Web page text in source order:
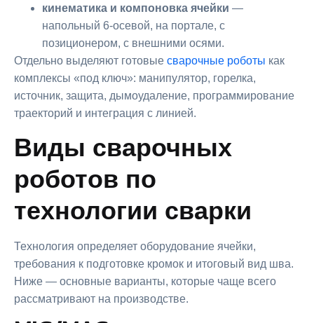
кинематика и компоновка ячейки —
напольный 6-осевой, на портале, с
позиционером, с внешними осями.
Отдельно выделяют готовые сварочные роботы как
комплексы «под ключ»: манипулятор, горелка,
источник, защита, дымоудаление, программирование
траекторий и интеграция с линией.
Виды сварочных
роботов по
технологии сварки
Технология определяет оборудование ячейки,
требования к подготовке кромок и итоговый вид шва.
Ниже — основные варианты, которые чаще всего
рассматривают на производстве.